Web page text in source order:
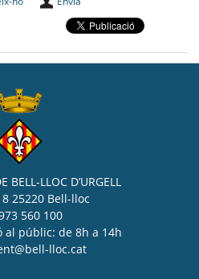
BELL-LLOC D’URGELL
25220 Bell-lloc
560 100
al públic: de 8h a 14h
lloc.cat